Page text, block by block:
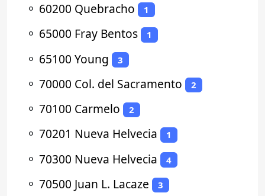
⚬ 60200 Quebracho 1
⚬ 65000 Fray Bentos 1
⚬ 65100 Young 3
⚬ 70000 Col. del Sacramento 2
⚬ 70100 Carmelo 2
⚬ 70201 Nueva Helvecia 1
⚬ 70300 Nueva Helvecia 4
⚬ 70500 Juan L. Lacaze 3